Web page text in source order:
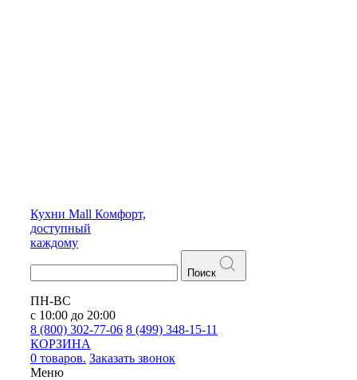
Кухни Mall Комфорт,
доступный
каждому
Поиск
ПН-ВС
с 10:00 до 20:00
8 (800) 302-77-06 8 (499) 348-15-11
КОРЗИНА
0 товаров. Заказать звонок
Меню